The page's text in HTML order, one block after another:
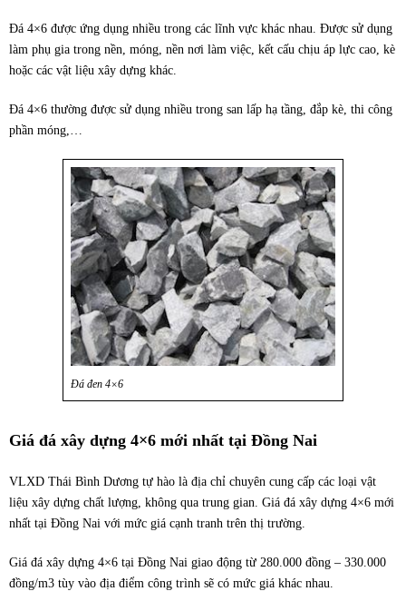
Đá 4×6 được ứng dụng nhiều trong các lĩnh vực khác nhau. Được sử dụng
làm phụ gia trong nền, móng, nền nơi làm việc, kết cấu chịu áp lực cao, kè
hoặc các vật liệu xây dựng khác.
Đá 4×6 thường được sử dụng nhiều trong san lấp hạ tầng, đắp kè, thi công
phần móng,…
Đá đen 4×6
Giá đá xây dựng 4×6 mới nhất tại Đồng Nai
VLXD Thái Bình Dương tự hào là địa chỉ chuyên cung cấp các loại vật
liệu xây dựng chất lượng, không qua trung gian. Giá đá xây dựng 4×6 mới
nhất tại Đồng Nai với mức giá cạnh tranh trên thị trường.
Giá đá xây dựng 4×6 tại Đồng Nai giao động từ 280.000 đồng – 330.000
đồng/m3 tùy vào địa điểm công trình sẽ có mức giá khác nhau.